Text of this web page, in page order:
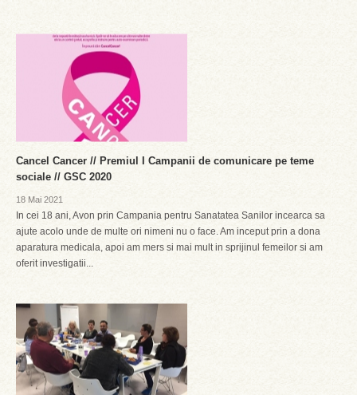
Cancel Cancer // Premiul I Campanii de comunicare pe teme
sociale // GSC 2020
18 Mai 2021
In cei 18 ani, Avon prin Campania pentru Sanatatea Sanilor incearca sa
ajute acolo unde de multe ori nimeni nu o face. Am inceput prin a dona
aparatura medicala, apoi am mers si mai mult in sprijinul femeilor si am
oferit investigatii...